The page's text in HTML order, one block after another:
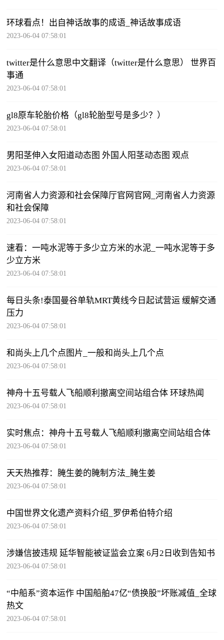
环球看点！出自神话故事的成语_神话故事成语
2023-06-04 07:58:01
twitter是什么意思中文翻译（twitter是什么意思） 世界百
事通
2023-06-04 07:58:01
gl8原车轮胎价格（gl8轮胎型号是多少？）
2023-06-04 07:58:01
男阳茎伸入女阳道动态图 外国人阳茎动态图 观点
2023-06-04 07:58:01
河南省人力资源和社会保障厅官网官网_河南省人力资源
和社会保障
2023-06-04 07:58:01
速看：一吨水泥等于多少立方米的水泥_一吨水泥等于多
少立方米
2023-06-04 07:58:01
每日头条!泰国曼谷单轨MRT黄线今日起试营运 缓解交通
压力
2023-06-04 07:58:01
和尚头上几个点图片_一般和尚头上几个点
2023-06-04 07:58:01
神舟十五号载人飞船顺利撤离空间站组合体 环球热闻
2023-06-04 07:58:01
实时焦点：神舟十五号载人飞船顺利撤离空间站组合体
2023-06-04 07:58:01
天天热推荐：腌生姜的腌制方法_腌生姜
2023-06-04 07:58:01
中国世界文化遗产资料介绍_罗伊希伯特介绍
2023-06-04 07:58:01
涉嫌信披违规 延华智能被证监会立案 6月2日收到告知书
2023-06-04 07:58:01
“中船系”资本运作 中国船舶47亿“债换股”坏账减值_全球
热文
2023-06-04 07:58:01